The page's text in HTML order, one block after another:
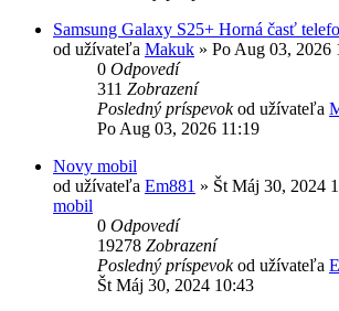
Samsung Galaxy S25+ Horná časť
od užívateľa Makuk » Po Aug 03, 2026
0 Odpovedí
311 Zobrazení
Posledný príspevokod užívateľa
Po Aug 03, 2026 11:19
Novy mobil
od užívateľa Em881 » Št Máj 30, 2024
mobil
0 Odpovedí
19278 Zobrazení
Posledný príspevokod užívateľa
Št Máj 30, 2024 10:43